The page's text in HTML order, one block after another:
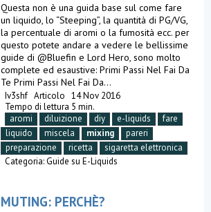
Questa non è una guida base sul come fare
un liquido, lo “Steeping”, la quantità di PG/VG,
la percentuale di aromi o la fumosità ecc. per
questo potete andare a vedere le bellissime
guide di @Bluefin e Lord Hero, sono molto
complete ed esaustive: Primi Passi Nel Fai Da
Te Primi Passi Nel Fai Da...
Iv3shf Articolo 14 Nov 2016
Tempo di lettura 5 min.
aromi
diluizione diy e-liquids
fare
liquido
miscela mixing
pareri
preparazione
ricetta
sigaretta elettronica
Categoria:Guide su E-Liquids
MUTING: PERCHÈ?